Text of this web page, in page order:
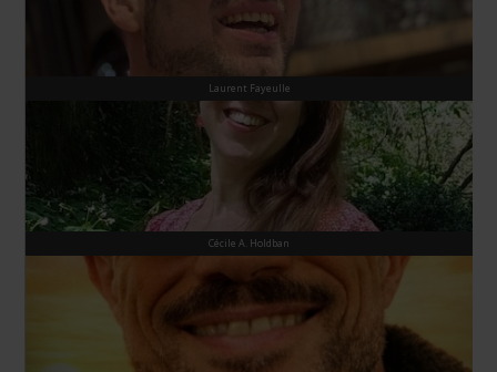
Laurent Fayeulle
Cécile A. Holdban